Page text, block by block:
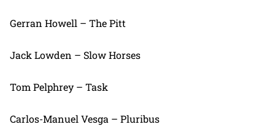
Gerran Howell – The Pitt
Jack Lowden – Slow Horses
Tom Pelphrey – Task
Carlos-Manuel Vesga – Pluribus